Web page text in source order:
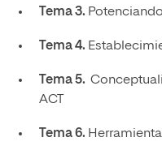
Tema 3.
Tema 4.
Tema 5.
ACT
Tema 6.